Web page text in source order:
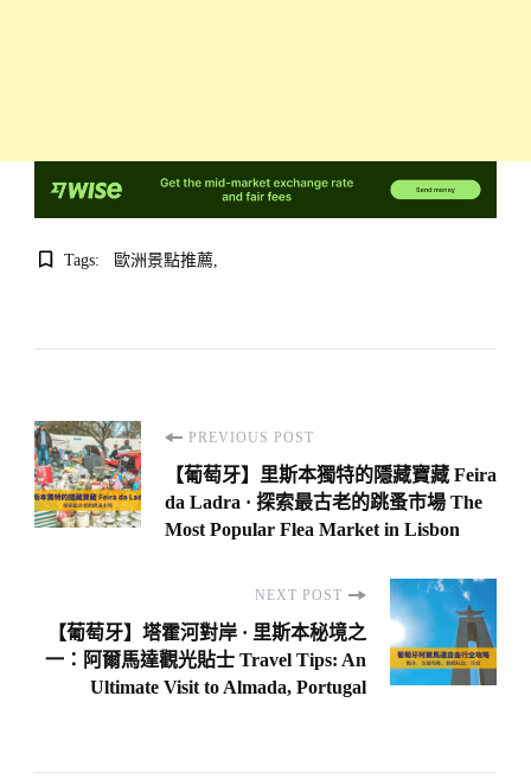
Tags: 歐洲景點推薦
Post
Navigation
PREVIOUS POST
【葡萄牙】里斯本獨特的隱藏寶藏 Feira
da Ladra · 探索最古老的跳蚤市場 The
Most Popular Flea Market in Lisbon
NEXT POST
【葡萄牙】塔霍河對岸 · 里斯本秘境之
一：阿爾馬達觀光貼士 Travel Tips: An
Ultimate Visit to Almada, Portugal